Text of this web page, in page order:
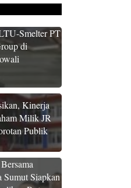
Smelter PT
di
Kinerja
Milik JR
Publik
Sumut Siapkan